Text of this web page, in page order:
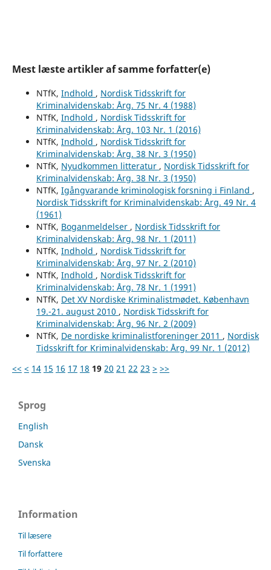
Mest læste artikler af samme forfatter(e)
NTfK, Indhold , Nordisk Tidsskrift for
Kriminalvidenskab: Årg. 75 Nr. 4 (1988)
NTfK, Indhold , Nordisk Tidsskrift for
Kriminalvidenskab: Årg. 103 Nr. 1 (2016)
NTfK, Indhold , Nordisk Tidsskrift for
Kriminalvidenskab: Årg. 38 Nr. 3 (1950)
NTfK, Nyudkommen litteratur , Nordisk Tidsskrift for
Kriminalvidenskab: Årg. 38 Nr. 3 (1950)
NTfK, Igångvarande kriminologisk forsning i Finland ,
Nordisk Tidsskrift for Kriminalvidenskab: Årg. 49 Nr. 4
(1961)
NTfK, Boganmeldelser , Nordisk Tidsskrift for
Kriminalvidenskab: Årg. 98 Nr. 1 (2011)
NTfK, Indhold , Nordisk Tidsskrift for
Kriminalvidenskab: Årg. 97 Nr. 2 (2010)
NTfK, Indhold , Nordisk Tidsskrift for
Kriminalvidenskab: Årg. 78 Nr. 1 (1991)
NTfK, Det XV Nordiske Kriminalistmødet. København
19.-21. august 2010 , Nordisk Tidsskrift for
Kriminalvidenskab: Årg. 96 Nr. 2 (2009)
NTfK, De nordiske kriminalistforeninger 2011 , Nordisk
Tidsskrift for Kriminalvidenskab: Årg. 99 Nr. 1 (2012)
<< < 14 15 16 17 18 19 20 21 22 23 > >>
Sprog
English
Dansk
Svenska
Information
Til læsere
Til forfattere